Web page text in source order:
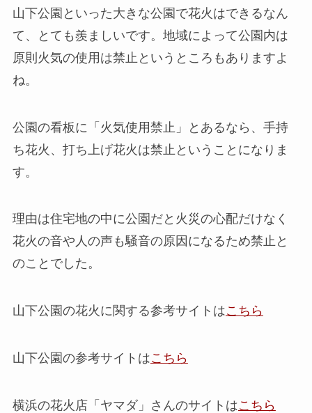
山下公園といった大きな公園で花火はできるなん
て、とても羨ましいです。地域によって公園内は
原則火気の使用は禁止というところもありますよ
ね。
公園の看板に「火気使用禁止」とあるなら、手持
ち花火、打ち上げ花火は禁止ということになりま
す。
理由は住宅地の中に公園だと火災の心配だけなく
花火の音や人の声も騒音の原因になるため禁止と
のことでした。
山下公園の花火に関する参考サイトはこちら
山下公園の参考サイトはこちら
横浜の花火店「ヤマダ」さんのサイトはこちら